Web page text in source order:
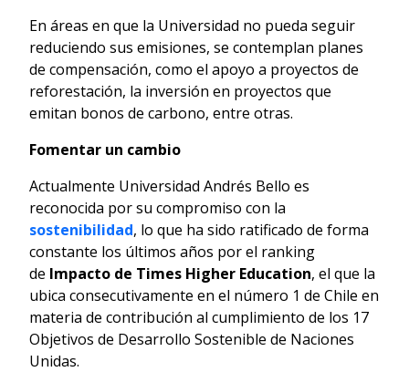
En áreas en que la Universidad no pueda seguir
reduciendo sus emisiones, se contemplan planes
de compensación, como el apoyo a proyectos de
reforestación, la inversión en proyectos que
emitan bonos de carbono, entre otras.
Fomentar un cambio
Actualmente Universidad Andrés Bello es
reconocida por su compromiso con la
sostenibilidad, lo que ha sido ratificado de forma
constante los últimos años por el ranking
de Impacto de Times Higher Education, el que la
ubica consecutivamente en el número 1 de Chile en
materia de contribución al cumplimiento de los 17
Objetivos de Desarrollo Sostenible de Naciones
Unidas.